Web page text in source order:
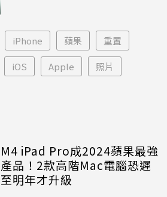
iPhone 蘋果 重置
iOS Apple 照片
M4 iPad Pro成2024蘋果最強
產品！2款高階Mac電腦恐遲
至明年才升級